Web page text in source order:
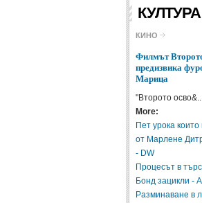
КУЛТУРА
КИНО
Филмът
предизвика
Марица
"Второто
More:
Пет урока
от Марлене
- DW
Процесът в
Бонд зацикли -
Разминаване в